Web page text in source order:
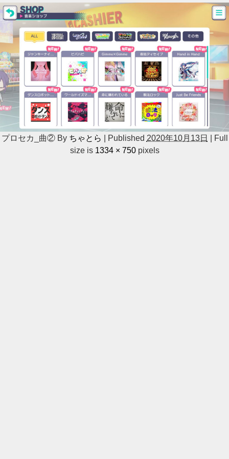
プロセカ_曲② By ちゃとら Published 2020年10月13日
Full
size is 1334 × 750pixels